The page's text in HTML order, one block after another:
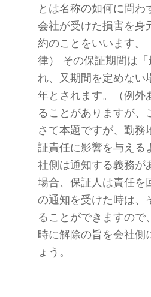
とは名称の如何に問わ
会社が受けた損害を身
約のことをいいます。
律） その保証期間は
れ、又期間を定めない
年とされます。（例外
ることがありますが、
さて本題ですが、勤務
証責任に影響を与える
社側は通知する義務が
場合、保証人は責任を
の通知を受けた時は、
ることができますので
時に解除の旨を会社側
ょう。